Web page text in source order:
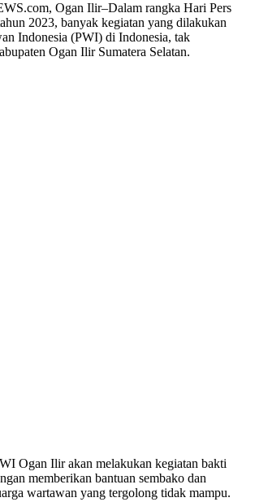
Ogan Ilir–Dalam rangka Hari Pers
2023, banyak kegiatan yang dilakukan
Indonesia (PWI) di Indonesia, tak
Ogan Ilir Sumatera Selatan.
Ogan Ilir akan melakukan kegiatan bakti
memberikan bantuan sembako dan
wartawan yang tergolong tidak mampu.